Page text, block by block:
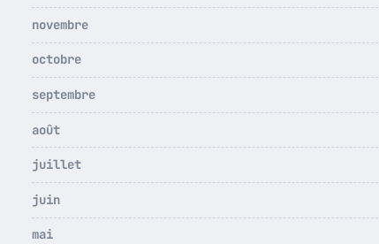
novembre
octobre
septembre
août
juillet
juin
mai